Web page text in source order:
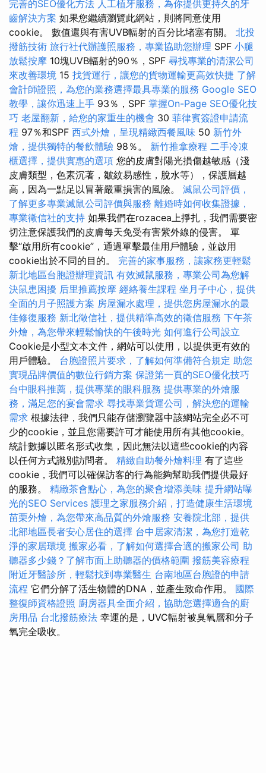
完善的SEO優化方法 人工植牙服務，為你提供更持久的牙
齒解決方案 如果您繼續瀏覽此網站，則將同意使用
cookie。 數值還與有害UVB輻射的百分比堵塞有關。 北投
撥筋技術 旅行社代辦護照服務，專業協助您辦理 SPF 小腿
放鬆按摩 10塊UVB輻射的90％，SPF 尋找專業的清潔公司
來改善環境 15 找貨運行，讓您的貨物運輸更高效快捷 了解
會計師證照，為您的業務選擇最具專業的服務 Google SEO
教學，讓你迅速上手 93％，SPF 掌握On-Page SEO優化技
巧 老屋翻新，給您的家重生的機會 30 菲律賓簽證申請流
程 97％和SPF 西式外燴，呈現精緻西餐風味 50 新竹外
燴，提供獨特的餐飲體驗 98％。 新竹推拿療程 二手冷凍
櫃選擇，提供實惠的選項 您的皮膚對陽光損傷越敏感（淺
皮膚類型，色素沉著，皺紋易感性，脫水等），保護層越
高，因為一點足以冒著嚴重損害的風險。 滅鼠公司評價，
了解更多專業滅鼠公司評價與服務 離婚時如何收集證據，
專業徵信社的支持 如果我們在rozacea上掙扎，我們需要密
切注意保護我們的皮膚每天免受有害紫外線的侵害。 單
擊“啟用所有cookie”，通過單擊最佳用戶體驗，並啟用
cookie出於不同的目的。 完善的家事服務，讓家務更輕鬆
新北地區台胞證辦理資訊 有效滅鼠服務，專業公司為您解
決鼠患困擾 后里推薦按摩 經絡養生課程 坐月子中心，提供
全面的月子照護方案 房屋漏水處理，提供您房屋漏水的最
佳修復服務 新北徵信社，提供精準高效的徵信服務 下午茶
外燴，為您帶來輕鬆愉快的午後時光 如何進行公司設立
Cookie是小型文本文件，網站可以使用，以提供更有效的
用戶體驗。 台胞證照片要求，了解如何準備符合規定 助您
實現品牌價值的數位行銷方案 保證第一頁的SEO優化技巧
台中眼科推薦，提供專業的眼科服務 提供專業的外燴服
務，滿足您的宴會需求 尋找專業貨運公司，解決您的運輸
需求 根據法律，我們只能存儲瀏覽器中該網站完全必不可
少的cookie，並且您需要許可才能使用所有其他cookie。
統計數據以匿名形式收集，因此無法以這些cookie的內容
以任何方式識別訪問者。 精緻自助餐外燴料理 有了這些
cookie，我們可以確保訪客的行為能夠幫助我們提供最好
的服務。 精緻茶會點心，為您的聚會增添美味 提升網站曝
光的SEO Services 護理之家服務介紹，打造健康生活環境
苗栗外燴，為您帶來高品質的外燴服務 安養院北部，提供
北部地區長者安心居住的選擇 台中居家清潔，為您打造乾
淨的家居環境 搬家必看，了解如何選擇合適的搬家公司 助
聽器多少錢？了解市面上助聽器的價格範圍 撥筋美容療程
附近牙醫診所，輕鬆找到專業醫生 台南地區台胞證的申請
流程 它們分解了活生物體的DNA，並產生致命作用。 國際
整復師資格證照 廚房器具全面介紹，協助您選擇適合的廚
房用品 台北撥筋療法 幸運的是，UVC輻射被臭氧層和分子
氧完全吸收。